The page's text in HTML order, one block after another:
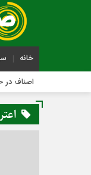
خانه
اصناف در حاشیه